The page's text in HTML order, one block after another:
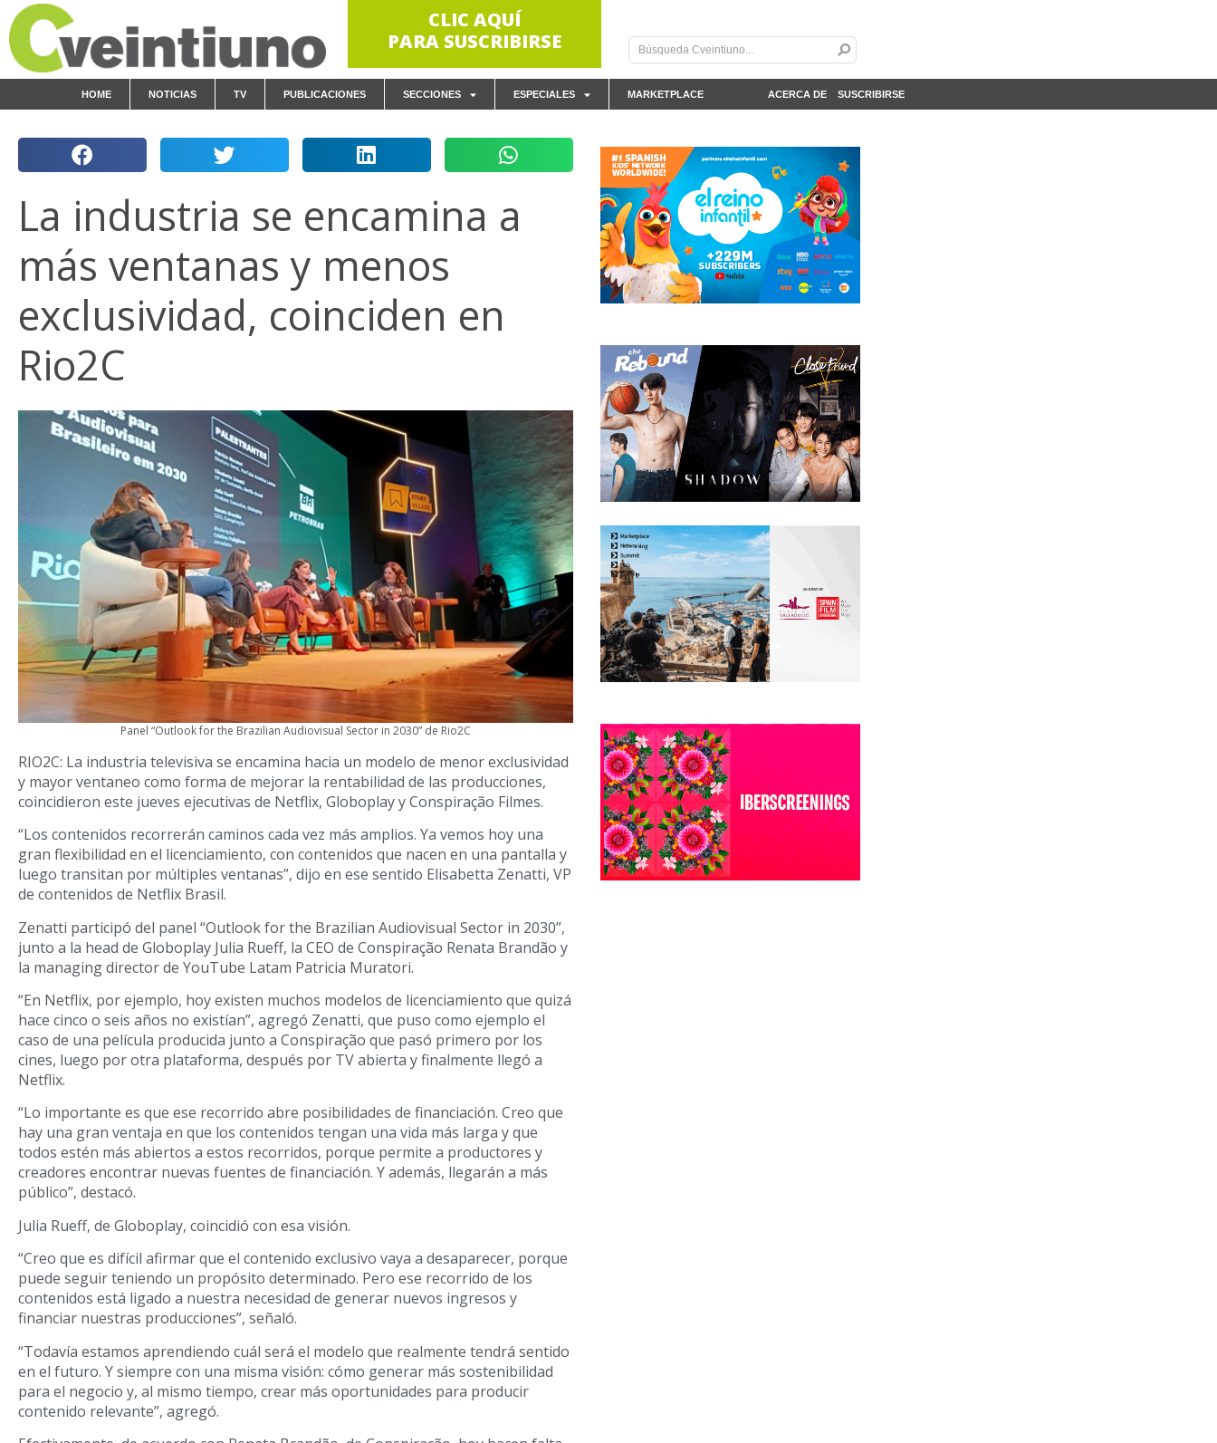
CLIC AQUÍ
PARA SUSCRIBIRSE
ACERCA DE
HOME NOTICIAS TV PUBLICACIONES SECCIONES ESPECIALES MARKETPLACE SUSCRIBIRSE
La industria se encamina a
más ventanas y menos
exclusividad, coinciden en
Rio2C
Panel “Outlook for the Brazilian Audiovisual Sector in 2030” de Rio2C
RIO2C: La industria televisiva se encamina hacia un modelo de menor exclusividad
y mayor ventaneo como forma de mejorar la rentabilidad de las producciones,
coincidieron este jueves ejecutivas de Netflix, Globoplay y Conspiração Filmes.
“Los contenidos recorrerán caminos cada vez más amplios. Ya vemos hoy una
gran flexibilidad en el licenciamiento, con contenidos que nacen en una pantalla y
luego transitan por múltiples ventanas”, dijo en ese sentido Elisabetta Zenatti, VP
de contenidos de Netflix Brasil.
Zenatti participó del panel “Outlook for the Brazilian Audiovisual Sector in 2030”,
junto a la head de Globoplay Julia Rueff, la CEO de Conspiração Renata Brandão y
la managing director de YouTube Latam Patricia Muratori.
“En Netflix, por ejemplo, hoy existen muchos modelos de licenciamiento que quizá
hace cinco o seis años no existían”, agregó Zenatti, que puso como ejemplo el
caso de una película producida junto a Conspiração que pasó primero por los
cines, luego por otra plataforma, después por TV abierta y finalmente llegó a
Netflix.
“Lo importante es que ese recorrido abre posibilidades de financiación. Creo que
hay una gran ventaja en que los contenidos tengan una vida más larga y que
todos estén más abiertos a estos recorridos, porque permite a productores y
creadores encontrar nuevas fuentes de financiación. Y además, llegarán a más
público”, destacó.
Julia Rueff, de Globoplay, coincidió con esa visión.
“Creo que es difícil afirmar que el contenido exclusivo vaya a desaparecer, porque
puede seguir teniendo un propósito determinado. Pero ese recorrido de los
contenidos está ligado a nuestra necesidad de generar nuevos ingresos y
financiar nuestras producciones”, señaló.
“Todavía estamos aprendiendo cuál será el modelo que realmente tendrá sentido
en el futuro. Y siempre con una misma visión: cómo generar más sostenibilidad
para el negocio y, al mismo tiempo, crear más oportunidades para producir
contenido relevante”, agregó.